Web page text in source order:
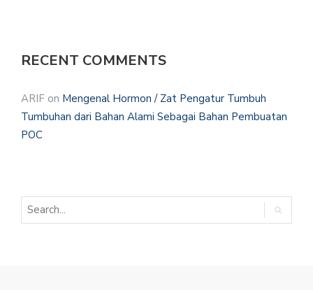
RECENT COMMENTS
ARIF on Mengenal Hormon / Zat Pengatur Tumbuh
Tumbuhan dari Bahan Alami Sebagai Bahan Pembuatan
POC